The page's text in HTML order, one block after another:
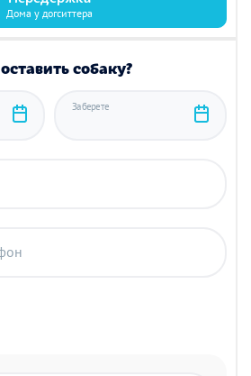
Дома у догситтера
собаку?
Заберете